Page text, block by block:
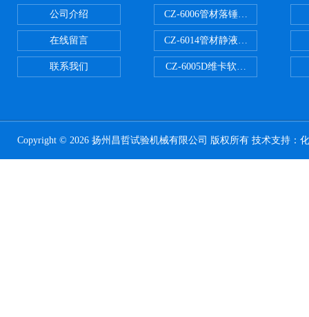
公司介绍
在线留言
联系我们
CZ-6006管材落锤冲击试验机
CZ-6014管材静液压爆破试验机
CZ-6005D维卡软化点温度测定仪
Copyright © 2026 扬州昌哲试验机械有限公司 版权所有 技术支持：